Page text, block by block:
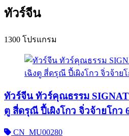
ทัวร์จีน
1300 โปรแกรม
ทัวร์จีน ทัวร์คุณธรรม
ตู สี่ดรุณี ปี้เผิงโกว จิ่วจ้ายโกว
CN_MU00280